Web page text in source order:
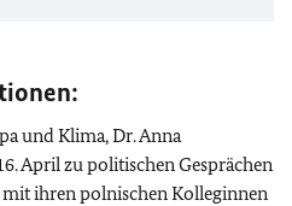
und Klima, Dr. Anna
April zu politischen Gesprächen
ihren polnischen Kolleginnen